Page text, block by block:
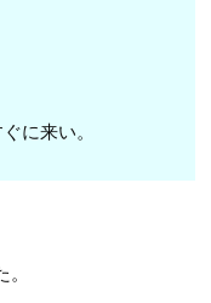
に来い。